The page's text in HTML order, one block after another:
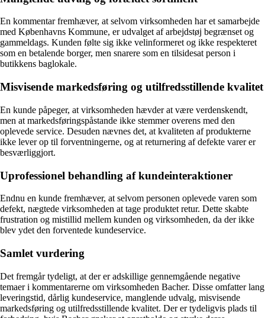
En kommentar fremhæver, at selvom virksomheden har et samarbejde
med Københavns Kommune, er udvalget af arbejdstøj begrænset og
gammeldags. Kunden følte sig ikke velinformeret og ikke respekteret
som en betalende borger, men snarere som en tilsidesat person i
butikkens baglokale.
Misvisende markedsføring og utilfredsstillende kvalitet
En kunde påpeger, at virksomheden hævder at være verdenskendt,
men at markedsføringspåstande ikke stemmer overens med den
oplevede service. Desuden nævnes det, at kvaliteten af produkterne
ikke lever op til forventningerne, og at returnering af defekte varer er
besværliggjort.
Uprofessionel behandling af kundeinteraktioner
Endnu en kunde fremhæver, at selvom personen oplevede varen som
defekt, nægtede virksomheden at tage produktet retur. Dette skabte
frustration og mistillid mellem kunden og virksomheden, da der ikke
blev ydet den forventede kundeservice.
Samlet vurdering
Det fremgår tydeligt, at der er adskillige gennemgående negative
temaer i kommentarerne om virksomheden Bacher. Disse omfatter lang
leveringstid, dårlig kundeservice, manglende udvalg, misvisende
markedsføring og utilfredsstillende kvalitet. Der er tydeligvis plads til